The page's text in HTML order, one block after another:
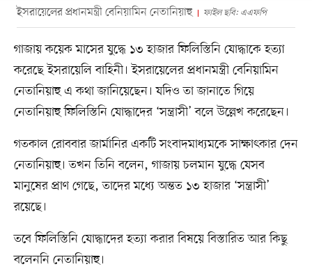
ইসরায়েলের প্রধানমন্ত্রী বেনিয়ামিন নেতানিয়াহু ফাইল ছবি: এএফপি
গাজায় কয়েক মাসের যুদ্ধে ১৩ হাজার ফিলিস্তিনি যোদ্ধাকে হত্যা
করেছে ইসরায়েলি বাহিনী। ইসরায়েলের প্রধানমন্ত্রী বেনিয়ামিন
নেতানিয়াহু এ কথা জানিয়েছেন। যদিও তা জানাতে গিয়ে
নেতানিয়াহু ফিলিস্তিনি যোদ্ধাদের ‘সন্ত্রাসী’ বলে উল্লেখ করেছেন।
গতকাল রোববার জার্মানির একটি সংবাদমাধ্যমকে সাক্ষাৎকার দেন
নেতানিয়াহু। তখন তিনি বলেন, গাজায় চলমান যুদ্ধে যেসব
মানুষের প্রাণ গেছে, তাদের মধ্যে অন্তত ১৩ হাজার ‘সন্ত্রাসী’
রয়েছে।
তবে ফিলিস্তিনি যোদ্ধাদের হত্যা করার বিষয়ে বিস্তারিত আর কিছু
বলেননি নেতানিয়াহু।